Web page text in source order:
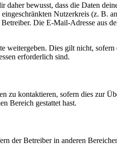
bewusst, dass die Daten
Nutzerkreis (z. B.
Die E-Mail-Adresse aus
Dies gilt nicht,
erforderlich sind.
zu kontaktieren, sofern dies zur
Bereich gestattet hast.
der Betreiber in anderen